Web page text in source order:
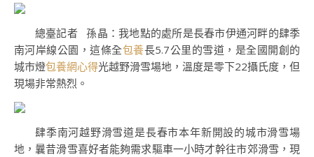
總臺記者 孫晶：我地點的處所是長春市伊通河畔的肆季
南河岸線公園，這條全包養長5.7公里的雪道，是全國開創的
城市燈包養網心得光越野滑雪場地，溫度是零下22攝氏度，但
現場非常熱烈。
肆季南河越野滑雪道是長春市本年新開設的城市滑雪場
地，曩昔滑雪喜好者能夠需求驅車一小時才幹往市郊滑雪，現